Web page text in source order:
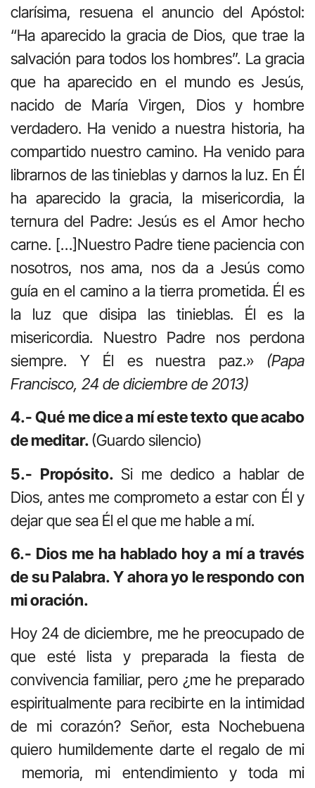
clarísima, resuena el anuncio del Apóstol:
“Ha aparecido la gracia de Dios, que trae la
salvación para todos los hombres”. La gracia
que ha aparecido en el mundo es Jesús,
nacido de María Virgen, Dios y hombre
verdadero. Ha venido a nuestra historia, ha
compartido nuestro camino. Ha venido para
librarnos de las tinieblas y darnos la luz. En Él
ha aparecido la gracia, la misericordia, la
ternura del Padre: Jesús es el Amor hecho
carne. […]Nuestro Padre tiene paciencia con
nosotros, nos ama, nos da a Jesús como
guía en el camino a la tierra prometida. Él es
la luz que disipa las tinieblas. Él es la
misericordia. Nuestro Padre nos perdona
siempre. Y Él es nuestra paz.» (Papa
Francisco, 24 de diciembre de 2013)
4.- Qué me dice a mí este texto que acabo
de meditar.(Guardo silencio)
5.- Propósito. Si me dedico a hablar de
Dios, antes me comprometo a estar con Él y
dejar que sea Él el que me hable a mí.
6.- Dios me ha hablado hoy a mí a través
de su Palabra. Y ahora yo le respondo con
mi oración.
Hoy 24 de diciembre, me he preocupado de
que esté lista y preparada la fiesta de
convivencia familiar, pero ¿me he preparado
espiritualmente para recibirte en la intimidad
de mi corazón? Señor, esta Nochebuena
quiero humildemente darte el regalo de mi
memoria, mi entendimiento y toda mi